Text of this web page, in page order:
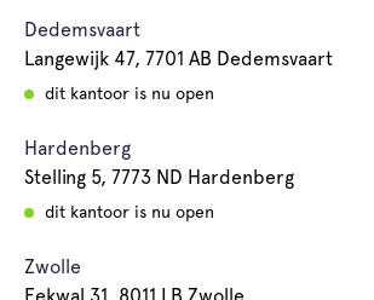
Dedemsvaart
Langewijk 47, 7701 AB Dedemsvaart
dit kantoor is nu open
Hardenberg
Stelling 5, 7773 ND Hardenberg
dit kantoor is nu open
Zwolle